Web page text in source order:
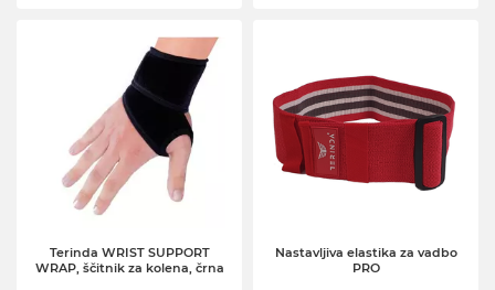
Terinda WRIST SUPPORT
WRAP, ščitnik za kolena, črna
Nastavljiva elastika za vadbo
PRO